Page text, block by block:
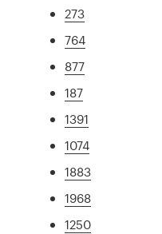
273
764
877
187
1391
1074
1883
1968
1250